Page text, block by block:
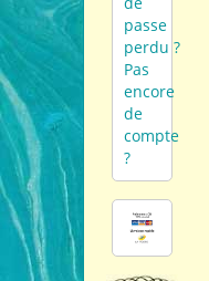
passe
perdu ?
Pas
encore
de
compte
?